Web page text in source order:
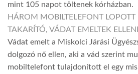
mint 105 napot töltenek kórházban.
HÁROM MOBILTELEFONT LOPOTT
TAKARÍTÓ, VÁDAT EMELTEK
Vádat emelt a Miskolci Járási
dolgozó nő ellen, aki a vád szerint
mobiltelefont tulajdonított el egy